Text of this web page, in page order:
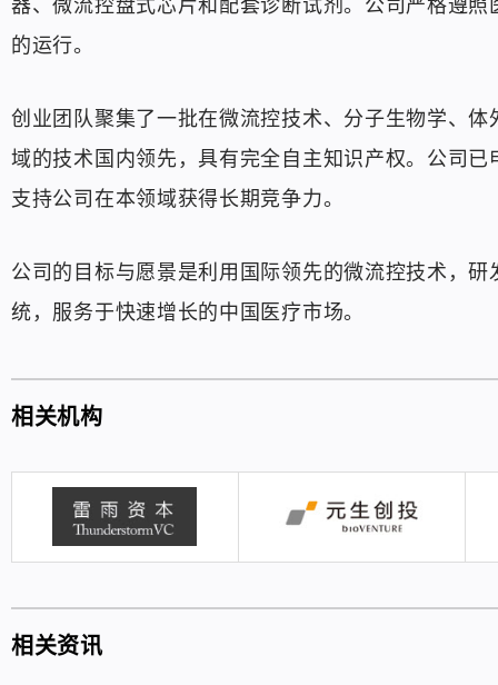
器、微流控盘式芯片和配套诊断试剂。公司严格遵
的运行。
创业团队聚集了一批在微流控技术、分子生物学、
域的技术国内领先，具有完全自主知识产权。公司
支持公司在本领域获得长期竞争力。
公司的目标与愿景是利用国际领先的微流控技术，
统，服务于快速增长的中国医疗市场。
相关机构
相关资讯